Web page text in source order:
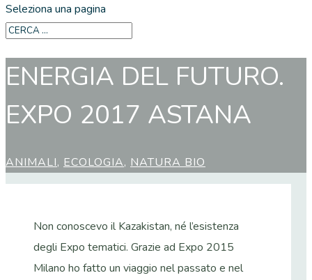
Seleziona una pagina
ENERGIA DEL FUTURO.
EXPO 2017 ASTANA
ANIMALI, ECOLOGIA, NATURA BIO
Non conoscevo il Kazakistan, né l’esistenza
degli Expo tematici. Grazie ad Expo 2015
Milano ho fatto un viaggio nel passato e nel